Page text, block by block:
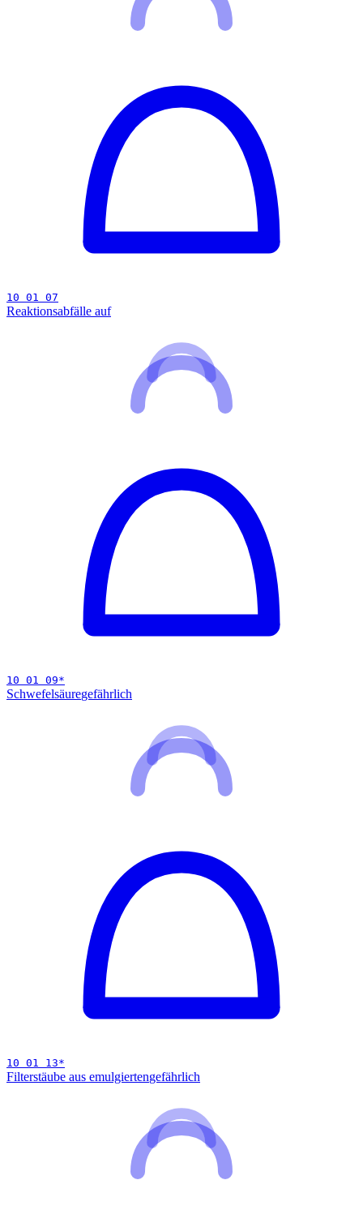
10 01 07
Reaktionsabfälle auf
10 01 09*
Schwefelsäuregefährlich
10 01 13*
Filterstäube aus emulgiertengefährlich